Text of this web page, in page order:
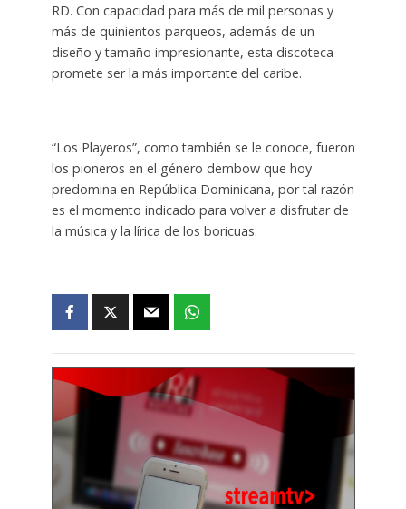
RD. Con capacidad para más de mil personas y
más de quinientos parqueos, además de un
diseño y tamaño impresionante, esta discoteca
promete ser la más importante del caribe.
“Los Playeros”, como también se le conoce, fueron
los pioneros en el género dembow que hoy
predomina en República Dominicana, por tal razón
es el momento indicado para volver a disfrutar de
la música y la lírica de los boricuas.